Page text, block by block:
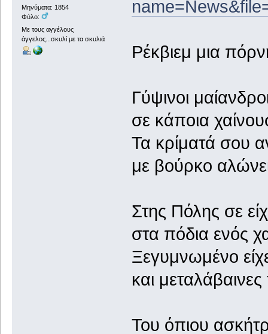
Μηνύματα: 1854
Φύλο:
Με τους αγγέλους
άγγελος...σκυλί με τα σκυλιά
Ρέκβιεμ μια
Γύψινοι
σε κάποια
Τα κρίματά σου
με βούρκο
Στης Πόλης σε
στα πόδια ενός
Ξεγυμνωμένο
και
Του όπιου